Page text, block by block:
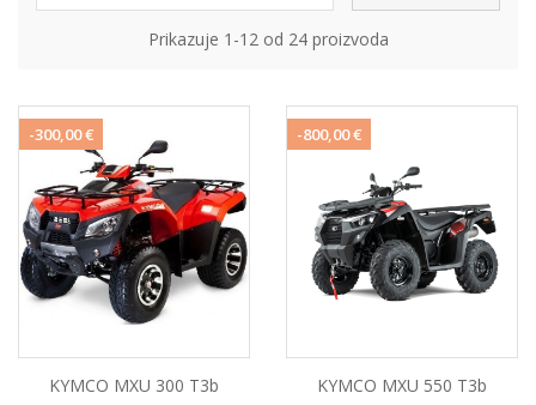
Prikazuje 1-12 od 24 proizvoda
-300,00 €
KYMCO MXU 300 T3b
-800,00 €
KYMCO MXU 550 T3b